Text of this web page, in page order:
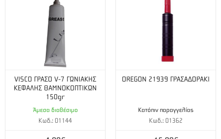
VISCO ΓΡΑΣΟ V-7 ΓΩΝΙΑΚΗΣ
ΚΕΦΑΛΗΣ ΘΑΜΝΟΚΟΠΤΙΚΩΝ
150gr
Άμεσα διαθέσιμο
Κωδ.: 01144
OREGON 21939 ΓΡΑΣΑΔΟΡΑΚΙ
Κατόπιν παραγγελίας
Κωδ.: 01362